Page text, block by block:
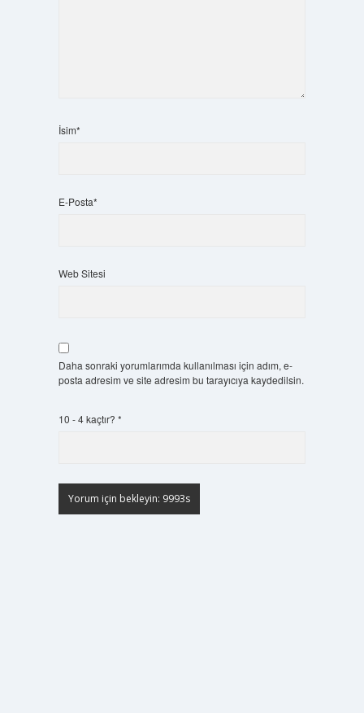
İsim*
E-Posta*
Web Sitesi
Daha sonraki yorumlarımda kullanılması için adım, e-
posta adresim ve site adresim bu tarayıcıya kaydedilsin.
10 - 4 kaçtır? *